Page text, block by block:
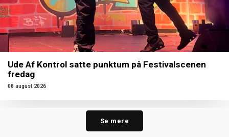
Ude Af Kontrol satte punktum på Festivalscenen
fredag
08 august 2026
Se mere